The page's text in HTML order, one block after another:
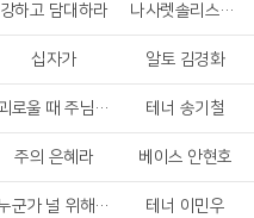
강하고 담대하라 나사렛솔리스트 중창단
십자가 알토 김경화
괴로울 때 주님의 얼굴을 보라 테너 송기철
주의 은혜라 베이스 안현호
누군가 널 위해 기도하네 테너 이민우